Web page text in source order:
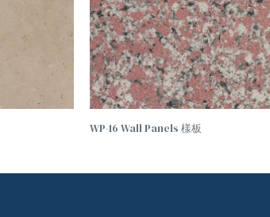
WP-16 Wall Panels 樣板